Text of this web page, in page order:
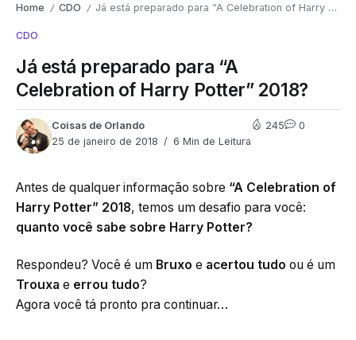
Home / CDO / Já está preparado para “A Celebration of Harry Potter” 2018?
CDO
Já está preparado para “A
Celebration of Harry Potter” 2018?
Coisas de Orlando
25 de janeiro de 2018
6 Min de Leitura
245 0
Antes de qualquer informação sobre “A Celebration of
Harry Potter” 2018, temos um desafio para você:
quanto você sabe sobre Harry Potter?
Respondeu? Você é um Bruxo e acertou tudo ou é um
Trouxa e errou tudo?
Agora você tá pronto pra continuar…